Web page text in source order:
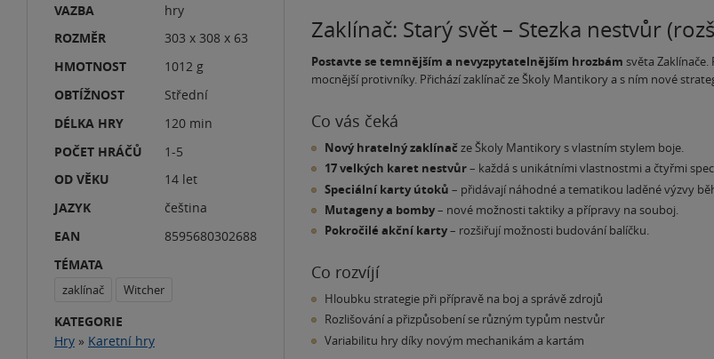
VAZBA
hry
ROZMĚR
303 x 308 x 63
HMOTNOST
1012 g
OBTÍŽNOST
Střední
DÉLKA HRY
120 min
POČET HRÁČŮ
1-5
OD VĚKU
14 let
JAZYK
čeština
EAN
8595680302688
TÉMATA
zaklínač Witcher
KATEGORIE
Hry » Karetní hry
Zaklínač: Starý svět – Stezka nestvůr
Postavte se temnějším a nevyzpytatelnějším hrozbám světa
mocnější protivníky. Přichází zaklínač ze Školy Mantikory a s ním nové
Co vás čeká
Nový hratelný zaklínačze Školy Mantikory s vlastním stylem boje.
17 velkých karet nestvůr– každá s unikátními vlastnostmi a čtyřmi
Speciální karty útoků – přidávají náhodné a tematikou laděné výzvy
Mutageny a bomby– nové možnosti taktiky a přípravy na souboj.
Pokročilé akční karty– rozšiřují možnosti budování balíčku.
Co rozvíjí
Hloubku strategie při přípravě na boj a správě zdrojů
Rozlišování a přizpůsobení se různým typům nestvůr
Variabilitu hry díky novým mechanikám a kartám